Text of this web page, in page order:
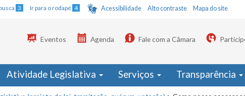
3 Ir para o rodapé 4 Acessibilidade Alto contraste Mapa do site
Eventos Agenda Fale com a Câmara
Atividade Legislativa Serviços Transparência